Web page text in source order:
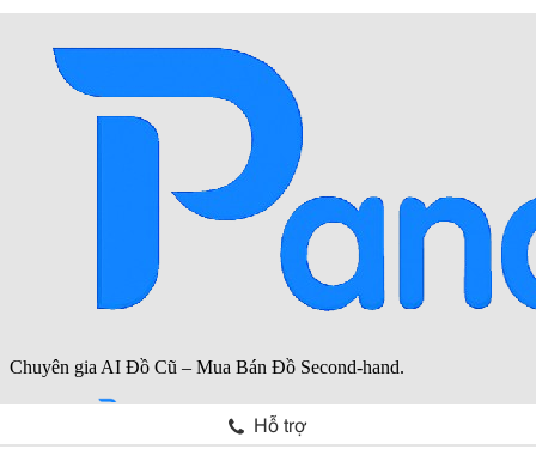
Hỗ trợ